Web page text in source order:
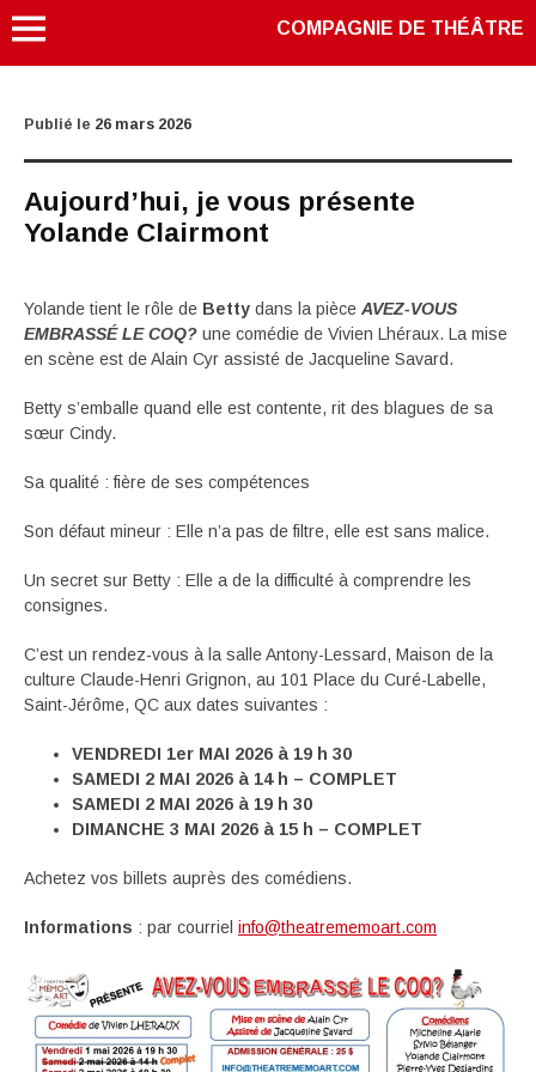
COMPAGNIE DE THÉÂTRE
Publié le 26 mars 2026
Aujourd’hui, je vous présente
Yolande Clairmont
Yolande tient le rôle de Betty dans la pièce AVEZ-VOUS
EMBRASSÉ LE COQ? une comédie de Vivien Lhéraux. La mise
en scène est de Alain Cyr assisté de Jacqueline Savard.
Betty s’emballe quand elle est contente, rit des blagues de sa
sœur Cindy.
Sa qualité : fière de ses compétences
Son défaut mineur : Elle n’a pas de filtre, elle est sans malice.
Un secret sur Betty : Elle a de la difficulté à comprendre les
consignes.
C’est un rendez-vous à la salle Antony-Lessard, Maison de la
culture Claude-Henri Grignon, au 101 Place du Curé-Labelle,
Saint-Jérôme, QC aux dates suivantes :
VENDREDI 1er MAI 2026 à 19 h 30
SAMEDI 2 MAI 2026 à 14 h – COMPLET
SAMEDI 2 MAI 2026 à 19 h 30
DIMANCHE 3 MAI 2026 à 15 h – COMPLET
Achetez vos billets auprès des comédiens.
Informations : par courriel info@theatrememoart.com